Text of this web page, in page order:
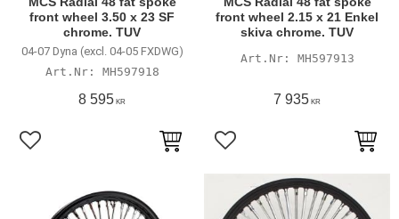
front wheel 3.50 x 23 SF
chrome. TUV
04-07 Dyna (excl. 04-05 FXDWG)
MH597918
8 595 KR
Lägg till i favoriter
front wheel 2.15 x 21 Enkel
skiva chrome. TUV
MH597913
7 935 KR
Lägg till i favoriter